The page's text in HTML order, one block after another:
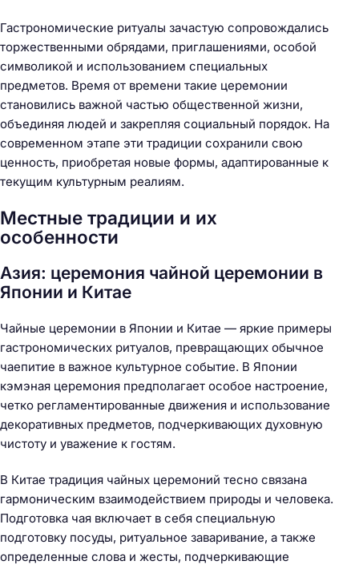
Гастрономические ритуалы зачастую сопровождались
торжественными обрядами, приглашениями, особой
символикой и использованием специальных
предметов. Время от времени такие церемонии
становились важной частью общественной жизни,
объединяя людей и закрепляя социальный порядок. На
современном этапе эти традиции сохранили свою
ценность, приобретая новые формы, адаптированные к
текущим культурным реалиям.
Местные традиции и их
особенности
Азия: церемония чайной церемонии в
Японии и Китае
Чайные церемонии в Японии и Китае — яркие примеры
гастрономических ритуалов, превращающих обычное
чаепитие в важное культурное событие. В Японии
кэмэная церемония предполагает особое настроение,
четко регламентированные движения и использование
декоративных предметов, подчеркивающих духовную
чистоту и уважение к гостям.
В Китае традиция чайных церемоний тесно связана
гармоническим взаимодействием природы и человека.
Подготовка чая включает в себя специальную
подготовку посуды, ритуальное заваривание, а также
определенные слова и жесты, подчеркивающие